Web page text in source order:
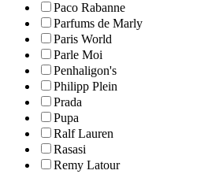
Paco Rabanne
Parfums de Marly
Paris World
Parle Moi
Penhaligon's
Philipp Plein
Prada
Pupa
Ralf Lauren
Rasasi
Remy Latour